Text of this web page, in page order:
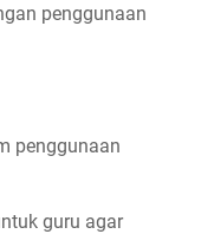
penggunaan
penggunaan
guru agar